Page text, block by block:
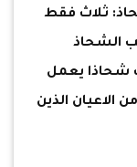
ثلاث فقط
الشحاذ
شحاذا يعمل
الاعيان الذين